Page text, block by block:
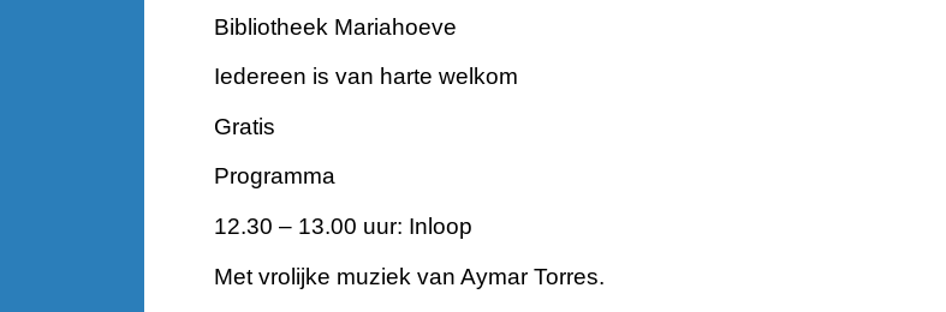
Bibliotheek Mariahoeve
Iedereen is van harte welkom
Gratis
Programma
12.30 – 13.00 uur: Inloop
Met vrolijke muziek van Aymar Torres.